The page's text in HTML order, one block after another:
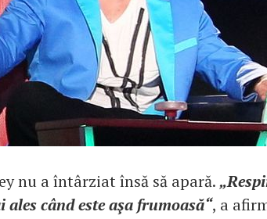
nu a întârziat însă să apară.
când este aşa frumoasă“, a